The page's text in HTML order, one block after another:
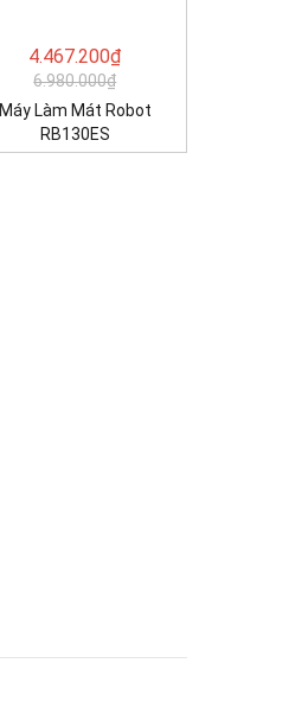
4.467.200₫
6.980.000₫
Máy Làm Mát Robot
RB130ES